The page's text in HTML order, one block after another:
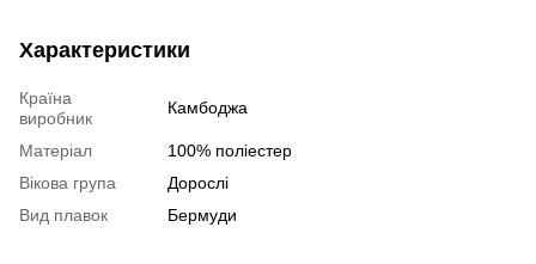
Характеристики
Країна
виробник
Камбоджа
Матеріал
100% поліестер
Вікова група
Дорослі
Вид плавок
Бермуди